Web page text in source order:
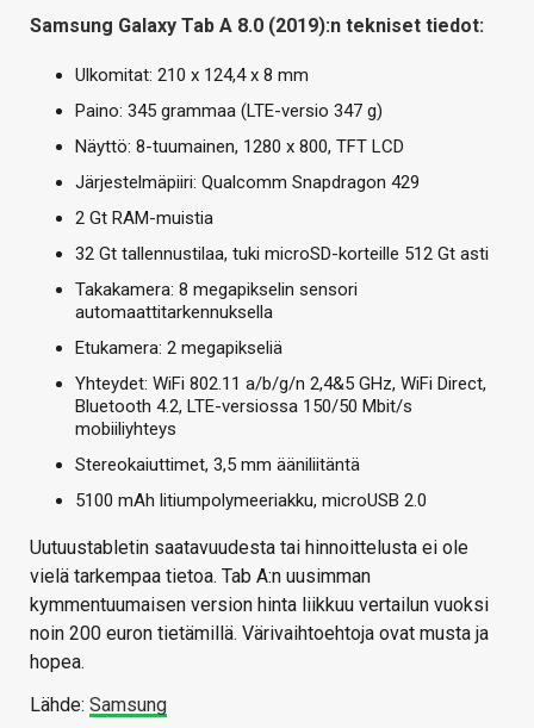
Samsung Galaxy Tab A 8.0 (2019):n tekniset tiedot:
Ulkomitat: 210 x 124,4 x 8 mm
Paino: 345 grammaa (LTE-versio 347 g)
Näyttö: 8-tuumainen, 1280 x 800, TFT LCD
Järjestelmäpiiri: Qualcomm Snapdragon 429
2 Gt RAM-muistia
32 Gt tallennustilaa, tuki microSD-korteille 512 Gt asti
Takakamera: 8 megapikselin sensori
automaattitarkennuksella
Etukamera: 2 megapikseliä
Yhteydet: WiFi 802.11 a/b/g/n 2,4&5 GHz, WiFi Direct,
Bluetooth 4.2, LTE-versiossa 150/50 Mbit/s
mobiiliyhteys
Stereokaiuttimet, 3,5 mm ääniliitäntä
5100 mAh litiumpolymeeriakku, microUSB 2.0
Uutuustabletin saatavuudesta tai hinnoittelusta ei ole
vielä tarkempaa tietoa. Tab A:n uusimman
kymmentuumaisen version hinta liikkuu vertailun vuoksi
noin 200 euron tietämillä. Värivaihtoehtoja ovat musta ja
hopea.
Lähde: Samsung